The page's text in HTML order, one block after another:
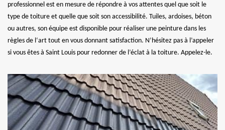
professionnel est en mesure de répondre à vos attentes quel que soit le
type de toiture et quelle que soit son accessibilité. Tuiles, ardoises, béton
ou autres, son équipe est disponible pour réaliser une peinture dans les
règles de l‘art tout en vous donnant satisfaction. N’hésitez pas à l’appeler
si vous êtes à Saint Louis pour redonner de l’éclat à la toiture. Appelez-le.